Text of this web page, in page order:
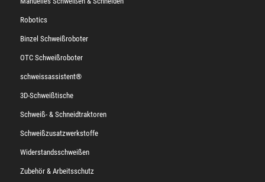
Robotics
Binzel Schweißroboter
OTC Schweißroboter
schweissassistent®
3D-Schweißtische
Schweiß- & Schneidtraktoren
Schweißzusatzwerkstoffe
Widerstandsschweißen
Zubehör & Arbeitsschutz